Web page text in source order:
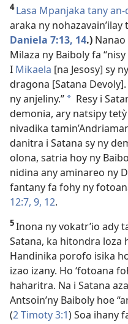
4Lasa Mpanjaka tany
araka ny
Daniela 7:13, 14.) Nanao
Milaza ny Baiboly fa
I Mikaela [na Jesosy] sy
dragona [Satana
ny anjeliny.” * Resy i
demonia, ary natsipy
nivadika
danitra i Satana sy ny
olona, satria hoy ny
nidina any aminareo ny
fantany fa fohy ny
12:7, 9, 12.
5Inona ny vokatr’io ady
Satana, ka hitondra loza
Handinika porofo isika
izao izany. Ho ‘fotoana
haharitra. Na i Satana
Antsoin’ny Baiboly hoe
(2 Timoty 3:1)Soa ihany